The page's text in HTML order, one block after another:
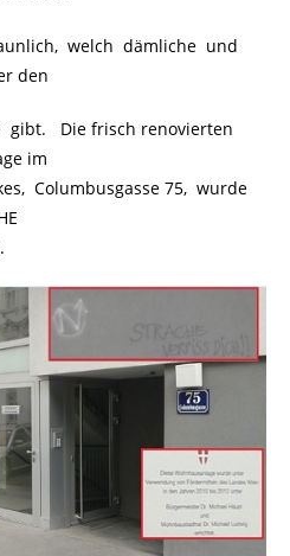
welch dämliche und
den
gibt. Die frisch renovierten
im
Columbusgasse 75, wurde